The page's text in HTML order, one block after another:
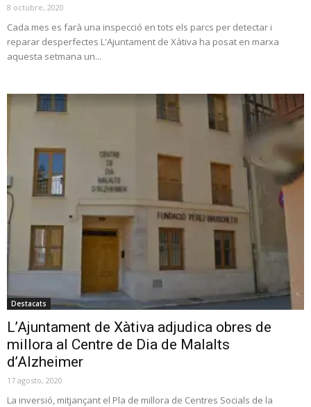
8 octubre, 2020
Cada mes es farà una inspecció en tots els parcs per detectar i
reparar desperfectes L'Ajuntament de Xàtiva ha posat en marxa
aquesta setmana un...
Destacats
L’Ajuntament de Xàtiva adjudica obres de
millora al Centre de Dia de Malalts
d’Alzheimer
17 agosto, 2020
La inversió, mitjançant el Pla de millora de Centres Socials de la